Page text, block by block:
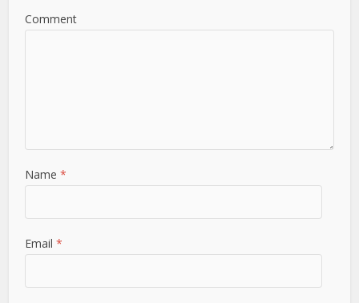
Comment
Name*
Email*